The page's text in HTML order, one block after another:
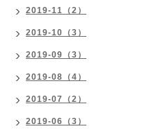
2019-11（2）
2019-10（3）
2019-09（3）
2019-08（4）
2019-07（2）
2019-06（3）